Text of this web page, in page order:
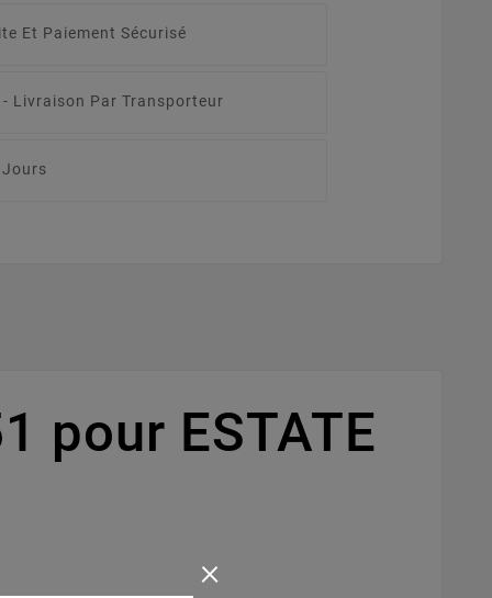
Et Paiement Sécurisé
Livraison Par Transporteur
Jours
pour ESTATE
×